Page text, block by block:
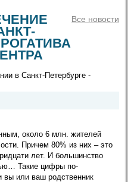
Все новости
около 6 млн. жителей
Причем 80% из них – это
лет. И большинство
Такие цифры по-
или ваш родственник